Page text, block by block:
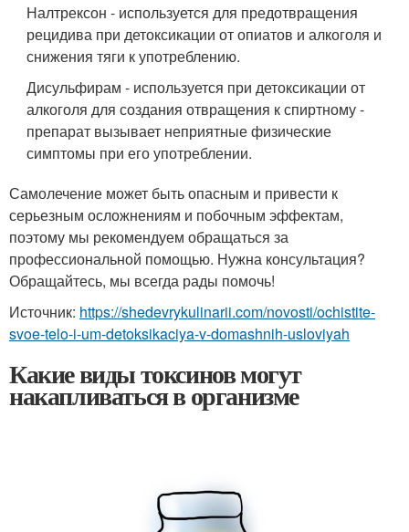
Налтрексон - используется для предотвращения
рецидива при детоксикации от опиатов и алкоголя и
снижения тяги к употреблению.
Дисульфирам - используется при детоксикации от
алкоголя для создания отвращения к спиртному -
препарат вызывает неприятные физические
симптомы при его употреблении.
Самолечение может быть опасным и привести к
серьезным осложнениям и побочным эффектам,
поэтому мы рекомендуем обращаться за
профессиональной помощью. Нужна консультация?
Обращайтесь, мы всегда рады помочь!
Источник: https://shedevrykulinarii.com/novosti/ochistite-
svoe-telo-i-um-detoksikaciya-v-domashnih-usloviyah
Какие виды токсинов могут
накапливаться в организме